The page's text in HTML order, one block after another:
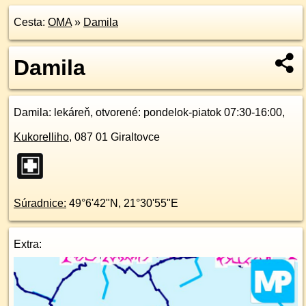
Cesta: OMA» Damila
Damila
Damila: lekáreň, otvorené: pondelok-piatok 07:30-16:00,
Kukorelliho, 087 01 Giraltovce
Súradnice: 49°6'42"N , 21°30'55"E
Extra: